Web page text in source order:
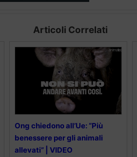
Articoli Correlati
Ong chiedono all’Ue: “Più
benessere per gli animali
allevati” | VIDEO